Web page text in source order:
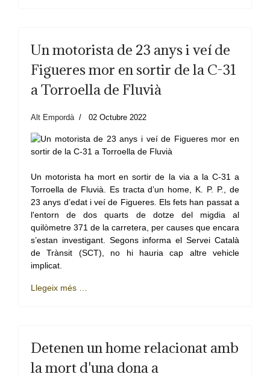
Un motorista de 23 anys i veí de
Figueres mor en sortir de la C-31
a Torroella de Fluvià
Alt Empordà 02 Octubre 2022
Un motorista ha mort en sortir de la via a la C-31 a
Torroella de Fluvià. Es tracta d’un home, K. P. P., de
23 anys d’edat i veí de Figueres. Els fets han passat a
l'entorn de dos quarts de dotze del migdia al
quilòmetre 371 de la carretera, per causes que encara
s’estan investigant. Segons informa el Servei Català
de Trànsit (SCT), no hi hauria cap altre vehicle
implicat.
Llegeix més …
Detenen un home relacionat amb
la mort d'una dona a